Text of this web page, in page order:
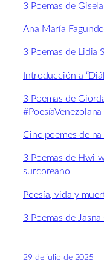
3 Poemas de
Ana María
3 Poemas de Lidia
Introducción a
3 Poemas de
#PoesíaVenezolana
Cinc poemes de na
3 Poemas de Hwi-
surcoreano
Poesía, vida y
3 Poemas de
29 de julio de 2025